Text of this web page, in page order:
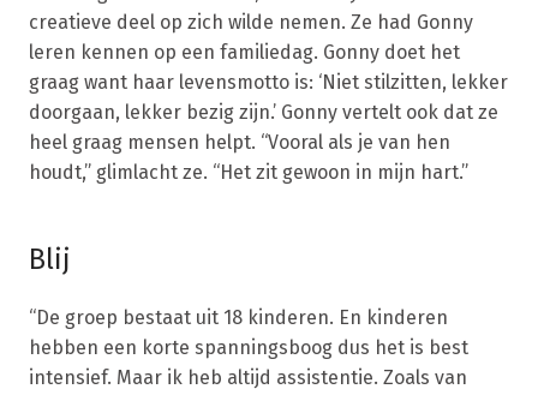
creatieve deel op zich wilde nemen. Ze had Gonny
leren kennen op een familiedag. Gonny doet het
graag want haar levensmotto is: ‘Niet stilzitten, lekker
doorgaan, lekker bezig zijn.’ Gonny vertelt ook dat ze
heel graag mensen helpt. “Vooral als je van hen
houdt,” glimlacht ze. “Het zit gewoon in mijn hart.”
Blij
“De groep bestaat uit 18 kinderen. En kinderen
hebben een korte spanningsboog dus het is best
intensief. Maar ik heb altijd assistentie. Zoals van